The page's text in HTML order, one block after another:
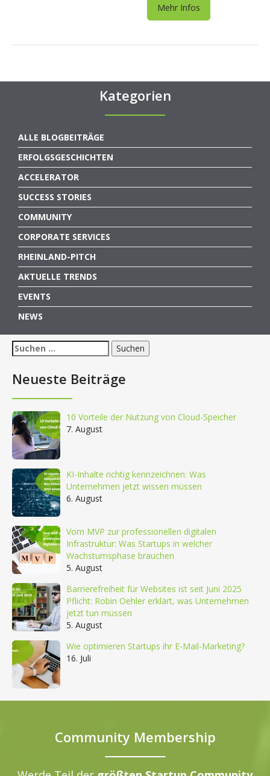
Mehr Infos
Kategorien
ALLE BLOGBEITRÄGE
ERFOLGSGESCHICHTEN
ACCELERATOR
SUCCESS STORIES
COMMUNITY
CORPORATE SERVICES
RHEINLAND-PITCH
AKTUELLE TRENDS
EVENTS
NEWS
Suchen
nach:
Neueste Beiträge
10 Vorteile der Nutzung von Cloud-Speicher
7. August
KI-Inhalte richtig kennzeichnen: Was
Unternehmen jetzt wissen müssen
6. August
Vom MVP zur professionellen digitalen
Infrastruktur: Was Startups in welcher
Wachstumsphase brauchen
5. August
Barrierefreiheit für Websites ist seit Juni 2025
Pflicht: Robin Oehler erklärt, was Unternehmen
jetzt tun müssen
5. August
Wie optimieren Startups ihr E-Mail-Marketing?
16. Juli
Community Membership